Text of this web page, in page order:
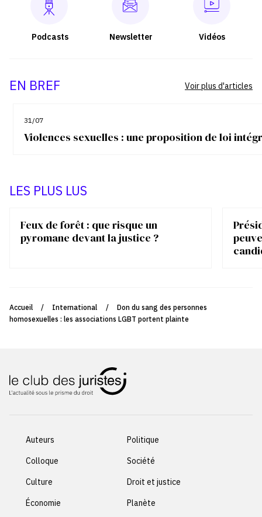
Podcasts Newsletter Vidéos
EN BREF
31/07
Violences sexuelles : une proposition de loi
Voir plus d'articles
LES PLUS LUS
Feux de forêt : que risque un
pyromane devant la justice ?
Accueil / International /
Don du sang des personnes
homosexuelles : les associations LGBT portent plainte
Auteurs
Colloque
Culture
Économie
Politique
Société
Droit et justice
Planète